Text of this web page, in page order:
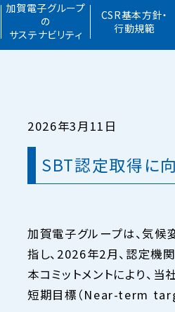
加賀電子グループ
の
サステナビリティ
CSR基本方針・
行動規範
2026年3月11日
SBT認定取得に
加賀電子グループは、気
指し、2026年2月、認定機
本コミットメントにより、
短期目標（Near-term